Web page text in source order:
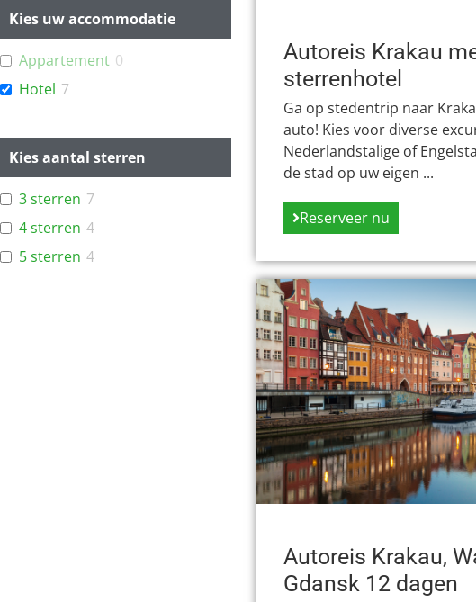
Kies uw accommodatie
Appartement 0
Hotel 7
Kies aantal sterren
3 sterren 7
4 sterren 4
5 sterren 4
Autoreis Krakau
sterrenhotel
Ga op stedentrip naar
auto! Kies voor diverse
Nederlandstalige of
de stad op uw eigen ...
Reserveer nu
Autoreis Krakau,
Gdansk 12 dagen